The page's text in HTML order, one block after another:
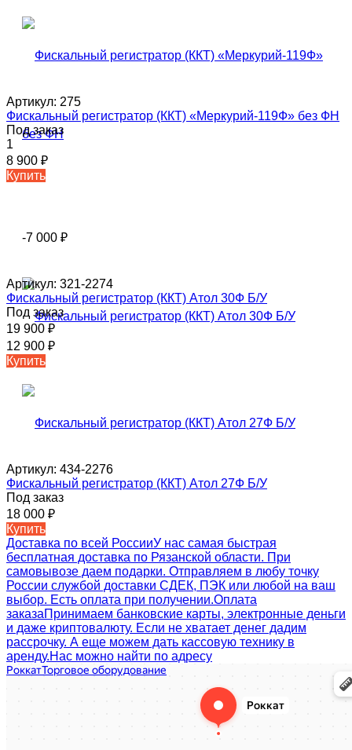
Артикул: 275
Фискальный регистратор (ККТ) «Меркурий-119Ф» без ФН
Под заказ
1
8 900 ₽
Купить
-7 000 ₽
Артикул: 321-2274
Фискальный регистратор (ККТ) Атол 30Ф Б/У
Под заказ
19 900 ₽
12 900 ₽
Купить
Артикул: 434-2276
Фискальный регистратор (ККТ) Атол 27Ф Б/У
Под заказ
18 000 ₽
Купить
Доставка по всей РоссииУ нас самая быстрая
бесплатная доставка по Рязанской области. При
самовывозе даем подарки. Отправляем в любу точку
России службой доставки СДЕК, ПЭК или любой на ваш
выбор. Есть оплата при получении.Оплата
заказаПринимаем банковские карты, электронные деньги
и даже криптовалюту. Если не хватает денег дадим
рассрочку. А еще можем дать кассовую технику в
аренду.Нас можно найти по адресу